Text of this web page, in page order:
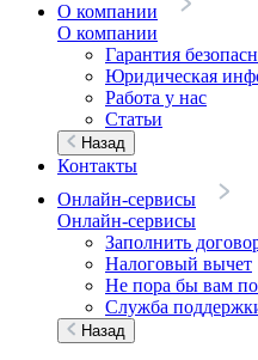
О компании
О компании
Гарантия
Юридическая
Работа у нас
Статьи
Назад
Контакты
Онлайн-сервисы
Онлайн-сервисы
Заполнить
Налоговый вычет
Не пора бы вам
Служба
Назад